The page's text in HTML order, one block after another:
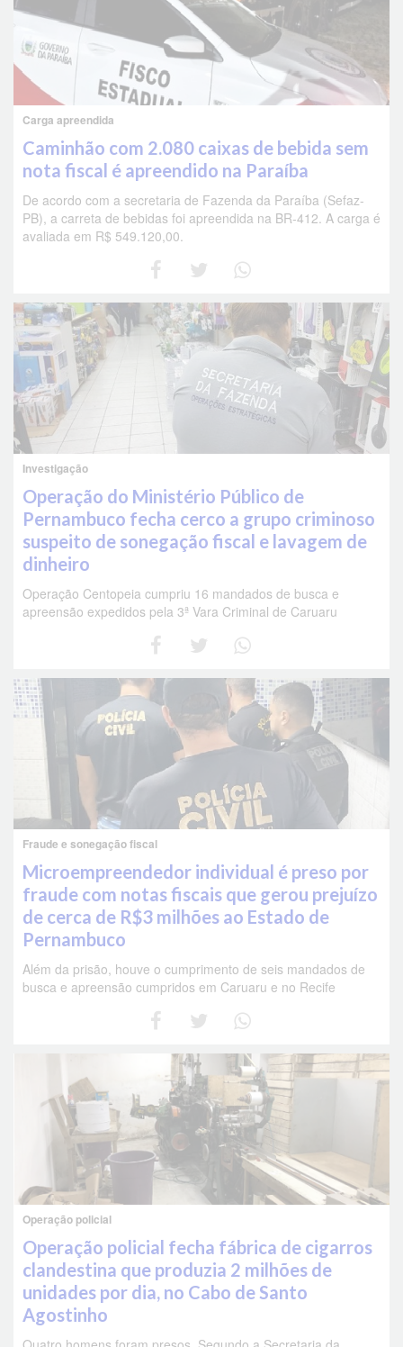
Carga apreendida
Caminhão com 2.080 caixas de bebida sem
nota fiscal é apreendido na Paraíba
De acordo com a secretaria de Fazenda da Paraíba (Sefaz-
PB), a carreta de bebidas foi apreendida na BR-412. A carga é
avaliada em R$ 549.120,00.
Investigação
Operação do Ministério Público de
Pernambuco fecha cerco a grupo criminoso
suspeito de sonegação fiscal e lavagem de
dinheiro
Operação Centopeia cumpriu 16 mandados de busca e
apreensão expedidos pela 3ª Vara Criminal de Caruaru
Fraude e sonegação fiscal
Microempreendedor individual é preso por
fraude com notas fiscais que gerou prejuízo
de cerca de R$3 milhões ao Estado de
Pernambuco
Além da prisão, houve o cumprimento de seis mandados de
busca e apreensão cumpridos em Caruaru e no Recife
Operação policial
Operação policial fecha fábrica de cigarros
clandestina que produzia 2 milhões de
unidades por dia, no Cabo de Santo
Agostinho